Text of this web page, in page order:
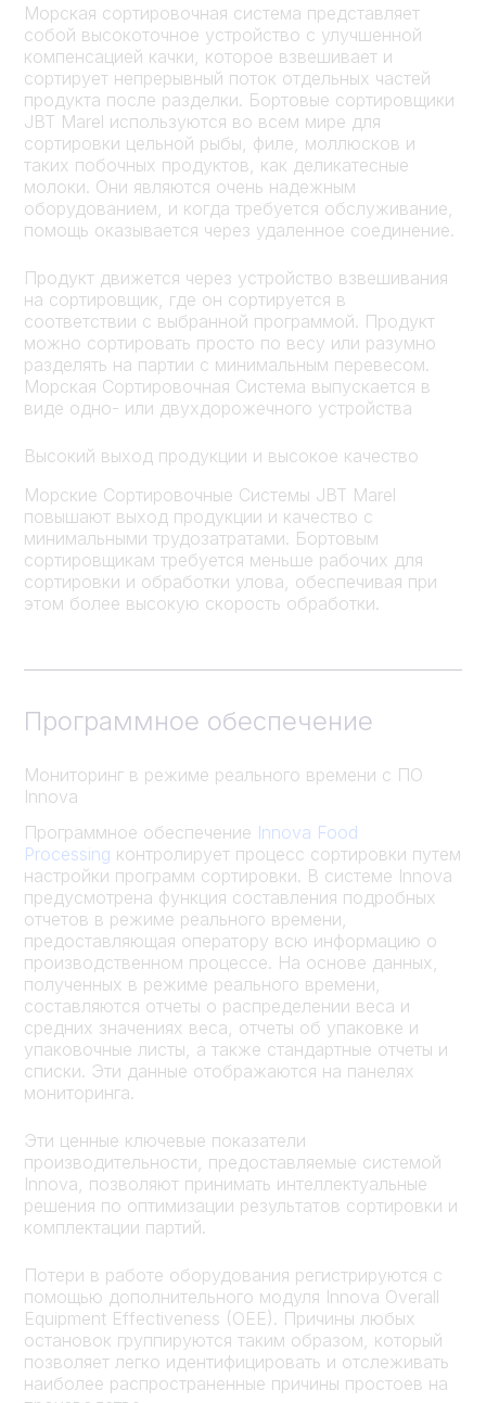
Морская сортировочная система представляет
собой высокоточное устройство с улучшенной
компенсацией качки, которое взвешивает и
сортирует непрерывный поток отдельных частей
продукта после разделки. Бортовые сортировщики
JBT Marel используются во всем мире для
сортировки цельной рыбы, филе, моллюсков и
таких побочных продуктов, как деликатесные
молоки. Они являются очень надежным
оборудованием, и когда требуется обслуживание,
помощь оказывается через удаленное соединение.
Продукт движется через устройство взвешивания
на сортировщик, где он сортируется в
соответствии с выбранной программой. Продукт
можно сортировать просто по весу или разумно
разделять на партии с минимальным перевесом.
Морская Сортировочная Система выпускается в
виде одно- или двухдорожечного устройства
Высокий выход продукции и высокое качество
Морские Сортировочные Системы JBT Marel
повышают выход продукции и качество с
минимальными трудозатратами. Бортовым
сортировщикам требуется меньше рабочих для
сортировки и обработки улова, обеспечивая при
этом более высокую скорость обработки.
Программное обеспечение
Мониторинг в режиме реального времени с ПО
Innova
Программное обеспечение Innova Food
Processing контролирует процесс сортировки путем
настройки программ сортировки. В системе Innova
предусмотрена функция составления подробных
отчетов в режиме реального времени,
предоставляющая оператору всю информацию о
производственном процессе. На основе данных,
полученных в режиме реального времени,
составляются отчеты о распределении веса и
средних значениях веса, отчеты об упаковке и
упаковочные листы, а также стандартные отчеты и
списки. Эти данные отображаются на панелях
мониторинга.
Эти ценные ключевые показатели
производительности, предоставляемые системой
Innova, позволяют принимать интеллектуальные
решения по оптимизации результатов сортировки и
комплектации партий.
Потери в работе оборудования регистрируются с
помощью дополнительного модуля Innova Overall
Equipment Effectiveness (OEE). Причины любых
остановок группируются таким образом, который
позволяет легко идентифицировать и отслеживать
наиболее распространенные причины простоев на